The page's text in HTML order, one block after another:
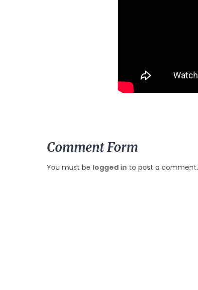
Comment Form
You must be logged in to post a comment.